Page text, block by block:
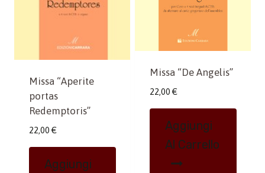
Missa “Aperite
portas
Redemptoris”
22,00 €
Aggiungi
Missa “De Angelis”
22,00 €
Aggiungi
Al Carrello